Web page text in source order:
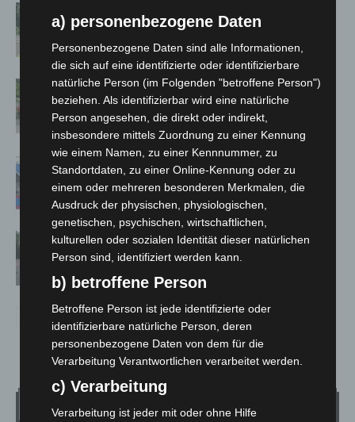
Brand im „Haus der Begegnung“ in
Neuwarmbüchen schnell eingedämmt
Region Hannover: 21 neue
Notfallsanitäter starten beim Roten
Kreuz
Mann läuft mit Hockeyschläger über
A7 – Polizei sucht Zeugen
Hannover: Polizei stoppt 166
Trunkenheitsfahrten bei
Großkontrolle
a) personenbezogene Daten
Personenbezogene Daten sind alle Informationen,
die sich auf eine identifizierte oder identifizierbare
natürliche Person (im Folgenden "betroffene Person")
beziehen. Als identifizierbar wird eine natürliche
Person angesehen, die direkt oder indirekt,
insbesondere mittels Zuordnung zu einer Kennung
wie einem Namen, zu einer Kennnummer, zu
Standortdaten, zu einer Online-Kennung oder zu
einem oder mehreren besonderen Merkmalen, die
Ausdruck der physischen, physiologischen,
genetischen, psychischen, wirtschaftlichen,
kulturellen oder sozialen Identität dieser natürlichen
Person sind, identifiziert werden kann.
b) betroffene Person
Betroffene Person ist jede identifizierte oder
identifizierbare natürliche Person, deren
personenbezogene Daten von dem für die
Verarbeitung Verantwortlichen verarbeitet werden.
c) Verarbeitung
Verarbeitung ist jeder mit oder ohne Hilfe